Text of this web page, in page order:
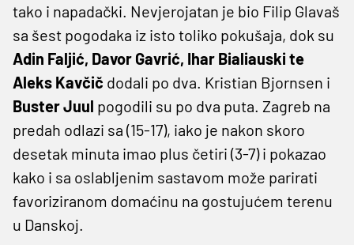
tako i napadački. Nevjerojatan je bio Filip Glavaš
sa šest pogodaka iz isto toliko pokušaja, dok su
Adin Faljić, Davor Gavrić, Ihar Bialiauski te
Aleks Kavčič dodali po dva. Kristian Bjornsen i
Buster Juul pogodili su po dva puta. Zagreb na
predah odlazi sa (15-17), iako je nakon skoro
desetak minuta imao plus četiri (3-7) i pokazao
kako i sa oslabljenim sastavom može parirati
favoriziranom domaćinu na gostujućem terenu
u Danskoj.